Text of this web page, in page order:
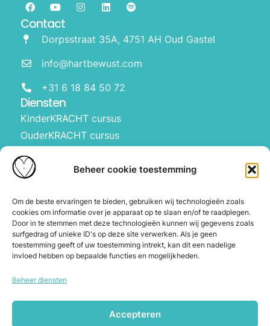
Beheer cookie toestemming
Om de beste ervaringen te bieden, gebruiken wij technologieën zoals
cookies om informatie over je apparaat op te slaan en/of te raadplegen.
Door in te stemmen met deze technologieën kunnen wij gegevens zoals
surfgedrag of unieke ID's op deze site verwerken. Als je geen
toestemming geeft of uw toestemming intrekt, kan dit een nadelige
invloed hebben op bepaalde functies en mogelijkheden.
Beheer diensten
Accepteren
Over ons
Waarom Hartbewust
Over Joyce
De webshop
Blog
Herroeping en annuleren
Diensten
KinderKRACHT cursus
OuderKRACHT cursus
Manifesteren met kinderen
Contact
Dorpsstraat 35A, 4751 AH Oud Gastel
info@hartbewust.com
+31 6 18 84 50 72